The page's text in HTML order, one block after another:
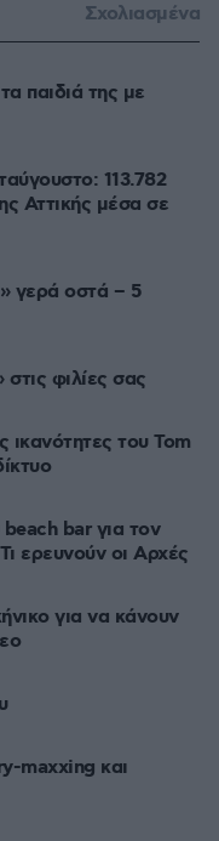
Σχολιασμένα
παιδιά της με
113.782
Αττικής μέσα σε
γερά οστά – 5
φιλίες σας
ικανότητες του Tom
bar για τον
ερευνούν οι Αρχές
για να κάνουν
maxxing και